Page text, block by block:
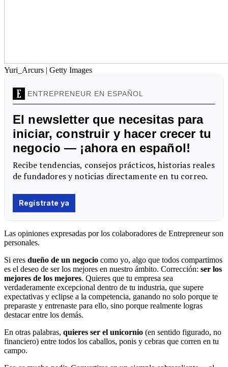
Yuri_Arcurs | Getty Images
Las opiniones expresadas por los colaboradores de Entrepreneur son
personales.
Si eres dueño de un negocio como yo, algo que todos compartimos
es el deseo de ser los mejores en nuestro ámbito. Corrección: ser los
mejores de los mejores. Quieres que tu empresa sea
verdaderamente excepcional dentro de tu industria, que supere
expectativas y eclipse a la competencia, ganando no solo porque te
preparaste y entrenaste para ello, sino porque realmente logras
destacar entre los demás.
En otras palabras, quieres ser el unicornio (en sentido figurado, no
financiero) entre todos los caballos, ponis y cebras que corren en tu
campo.